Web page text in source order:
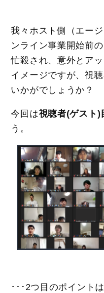
我々ホスト側（エー
ンライン事業開始前
忙殺され、意外とア
イメージですが、視
いかがでしょうか？
今回は視聴者(ゲスト)
う。
･･･2つ目のポイントは